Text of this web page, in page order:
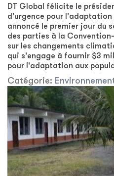
DT Global félicite le
d'urgence pour l'adaptation
annoncé le premier jour du
des parties à la
sur les changements
qui s'engage à fournir $3
pour l'adaptation aux
Catégorie: